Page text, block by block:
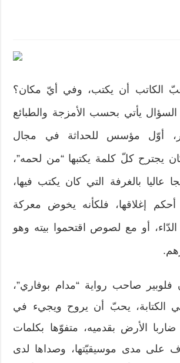
الكاتب أن يكتب، وفي أيّ مكان؟
يأتي بحسب الأمزجة والطبائع
أوّل مؤسس للحداثة في مجال
يجترح كلّ كلمة يكتبها “من لحمه”،
بالغرفة التي كان يكتب فيها،
إغلاقها، فلكأنه يخوض معركة
أو مع لصوص اقتحموا بيته وهو
صاحب رواية “مدام بوفاري”،
الكتابة، يحبّ أن يروح ويجيء في
ضاربا الأرض بقدميه، متفوّها بكلمات
على مدى موسيقيّتها، وصداها لدى